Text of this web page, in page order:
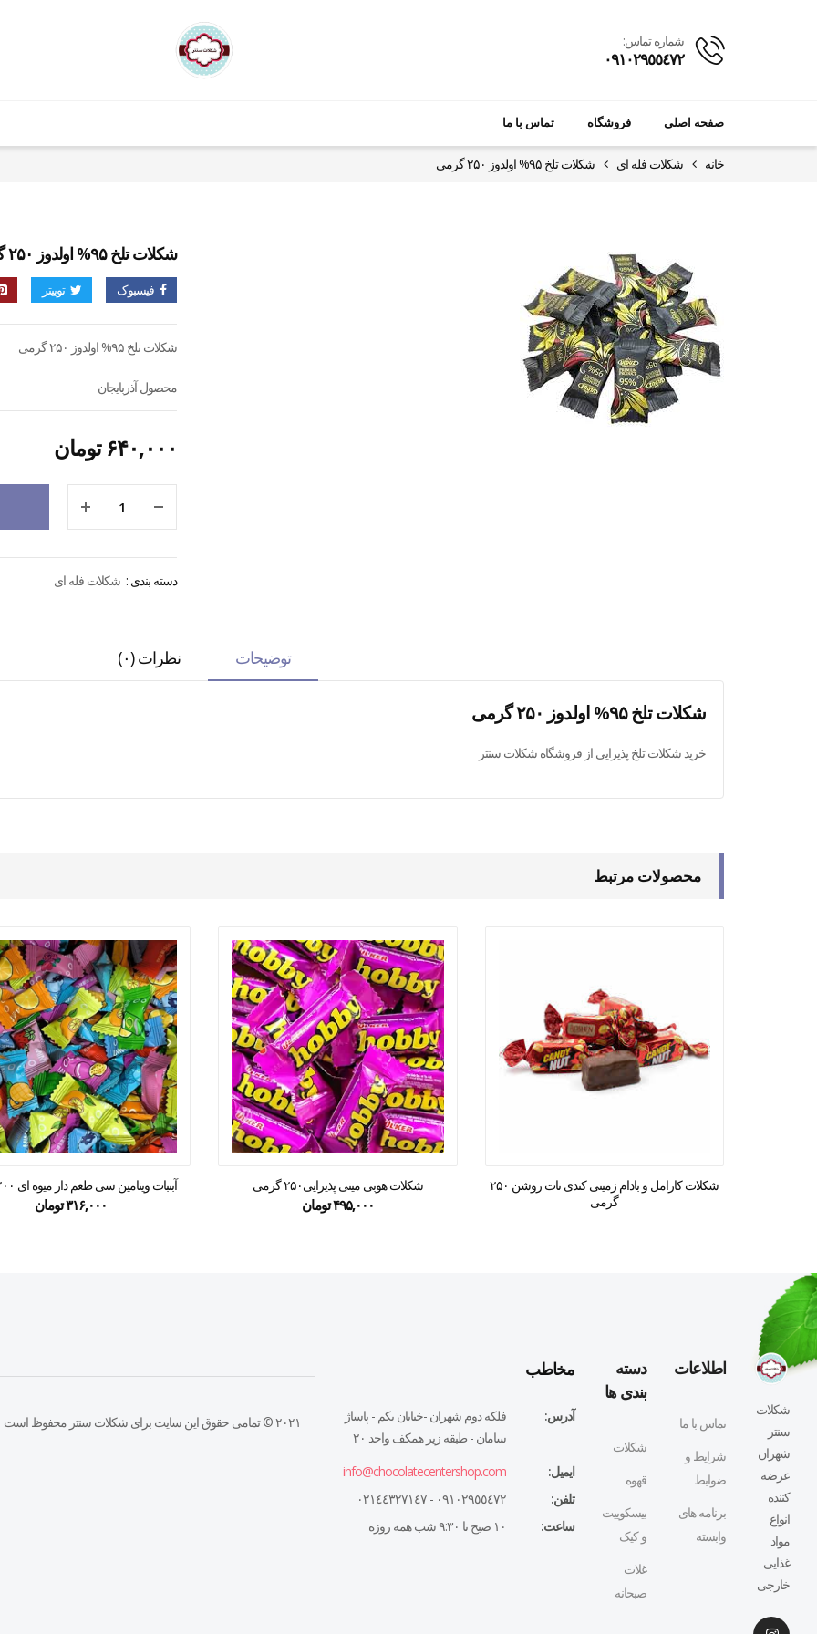
شماره تماس:
٠٩١٠٢٩٥٥٤٧٢
صفحه اصلی فروشگاه تماس با ما
خانه شکلات فله ای شکلات تلخ ۹۵% اولدوز ۲۵۰ گرمی
شکلات تلخ ۹۵% اولدوز ۲۵۰ گرمی
فیسبوک توییتر
شکلات تلخ ۹۵% اولدوز ۲۵۰ گرمی
محصول آذربایجان
۶۴۰,۰۰۰ تومان
دسته بندی : شکلات فله ای
توضیحات نظرات (۰)
شکلات تلخ ۹۵% اولدوز ۲۵۰ گرمی
خرید شکلات تلخ پذیرایی از فروشگاه شکلات سنتر
محصولات مرتبط
شکلات کارامل و بادام زمینی کندی نات روشن ۲۵۰
گرمی
شکلات هوبی مینی پذیرایی۲۵۰ گرمی
۴۹۵,۰۰۰تومان
آبنبات ویتامین سی طعم دار میوه ای ۲۰۰ گرمی
۳۱۶,۰۰۰تومان
شکلات
سنتر
شهران
عرضه
کننده
انواع
مواد
غذایی
خارجی
اطلاعات
تماس با ما
شرایط و
ضوابط
برنامه های
وابسته
دسته
بندی ها
شکلات
قهوه
بیسکوییت
و کیک
غلات
صبحانه
مخاطب
آدرس:
فلكه دوم شهران -خيابان يكم - پاساژ
سامان - طبقه زير همكف واحد ٢٠
ایمیل:
info@chocolatecentershop.com
تلفن:
٠٩١٠٢٩٥٥٤٧٢ - ٠٢١٤٤٣٢٧١٤٧
ساعت:
١٠ صبح تا ٩:٣٠ شب همه روزه
۲۰۲۱ © تمامی حقوق این سایت برای شکلات سنتر محفوظ است